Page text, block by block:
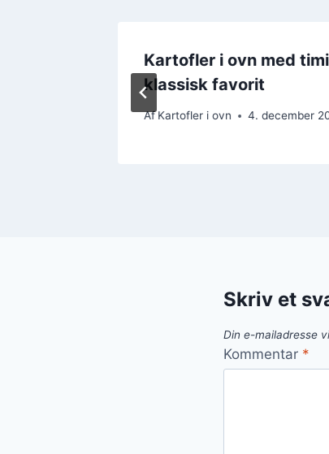
Kartofler i ovn med
klassisk favorit
Af Kartofler i ovn 4. december
Skriv et
Din e-mailadresse
Kommentar *